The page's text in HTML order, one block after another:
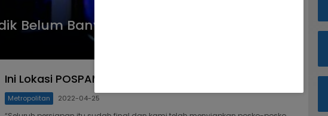
Belum Banyak Melintas Jalan Arteri
Ini Lokasi POSPAM POSYAN dan Rambu Penunjuk Jalan
Metropolitan 2022-04-25